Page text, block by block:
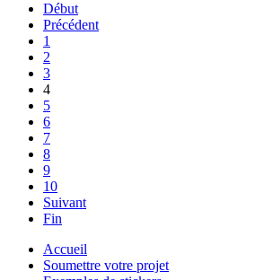
Début
Précédent
1
2
3
4
5
6
7
8
9
10
Suivant
Fin
Accueil
Soumettre votre projet